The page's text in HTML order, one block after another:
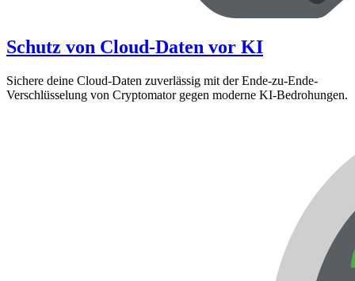
Schutz von Cloud-Daten vor KI
Sichere deine Cloud-Daten zuverlässig mit der Ende-zu-Ende-
Verschlüsselung von Cryptomator gegen moderne KI-Bedrohungen.